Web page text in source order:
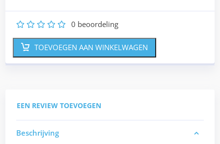
5
4
3
2 0 beoordeling
TOEVOEGEN AAN WINKELWAGEN
EEN REVIEW TOEVOEGEN
Beschrijving